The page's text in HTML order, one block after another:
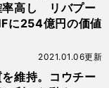
率高し リバプー
に254億円の価値
維持。コウチー
2021.01.06更新